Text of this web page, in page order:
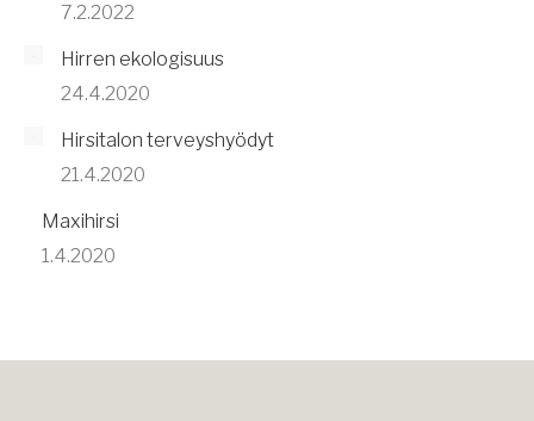
7.2.2022
Hirren ekologisuus
24.4.2020
Hirsitalon terveyshyödyt
21.4.2020
Maxihirsi
1.4.2020